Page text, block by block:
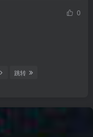
0
跳转